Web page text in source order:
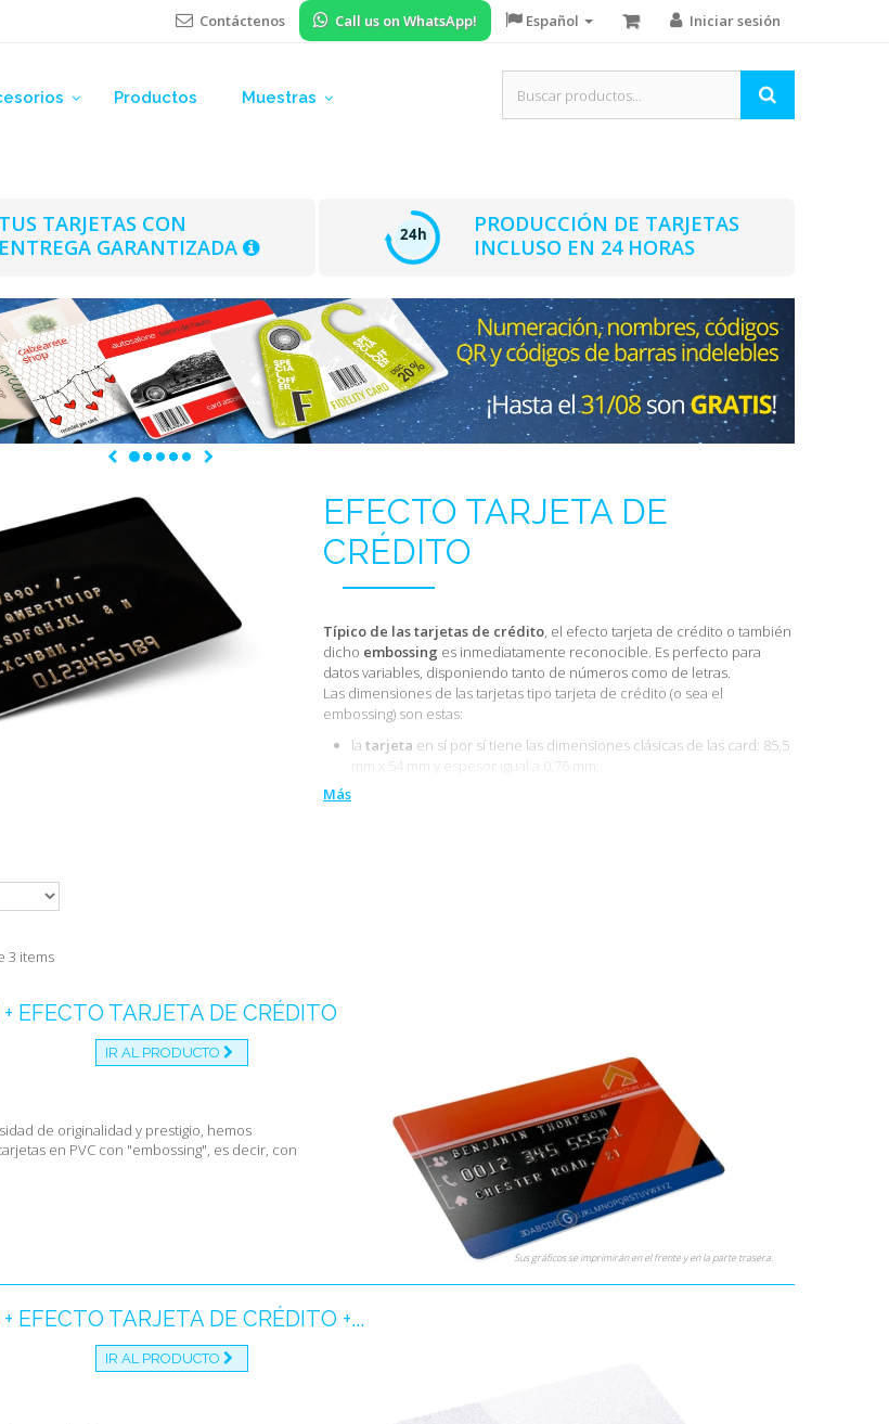
Iniciar sesión
Español
Contáctenos Call us on WhatsApp!
Productos Muestras
TUS TARJETAS CON
ENTREGA GARANTIZADA
PRODUCCIÓN DE TARJETAS
INCLUSO EN 24 HORAS
Precedente
EFECTO TARJETA DE
CRÉDITO
Típico de las tarjetas de crédito, el efecto tarjeta de crédito o también
dicho embossing es inmediatamente reconocible. Es perfecto para
datos variables, disponiendo tanto de números como de letras.
Las dimensiones de las tarjetas tipo tarjeta de crédito (o sea el
embossing) son estas:
la tarjeta en sí por sí tiene las dimensiones clásicas de las card: 85,5
mm x 54 mm y espesor igual a 0,76 mm;
Muchos clientes han utilizado las tarjetas con datos punzonados en
tarjetas asociativas y para clubes; tarjetas "del tifoso":
o sea card para el ingreso en los estadios y en los eventos
deportivos.
Más
3 items
EFECTO TARJETA DE CRÉDITO
IR AL PRODUCTO
de originalidad y prestigio, hemos
en PVC con "embossing", es decir, con
Sus gráficos se imprimirán en el frente y en la parte trasera.
EFECTO TARJETA DE CRÉDITO +...
IR AL PRODUCTO